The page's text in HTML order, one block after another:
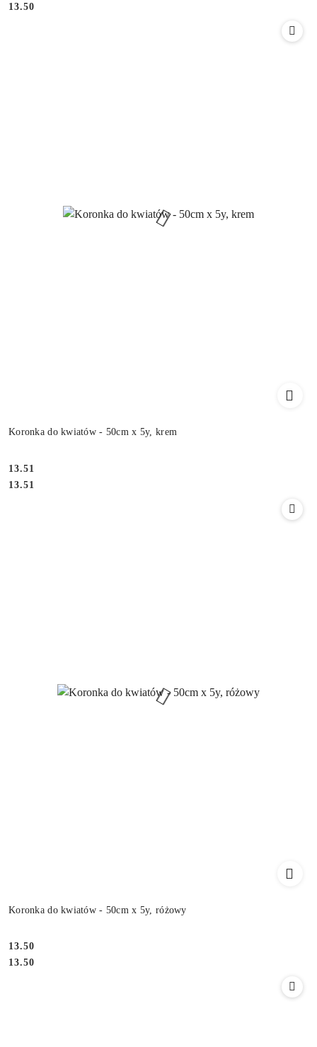
Cena:
Cena:
13.50
Koronka do kwiatów - 50cm x 5y, krem
Cena:
13.51
Cena:
13.51
Koronka do kwiatów - 50cm x 5y, różowy
Cena:
13.50
Cena:
13.50